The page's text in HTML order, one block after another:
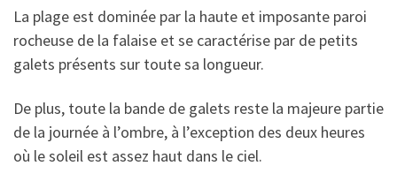
La plage est dominée par la haute et imposante paroi
rocheuse de la falaise et se caractérise par de petits
galets présents sur toute sa longueur.
De plus, toute la bande de galets reste la majeure partie
de la journée à l’ombre, à l’exception des deux heures
où le soleil est assez haut dans le ciel.